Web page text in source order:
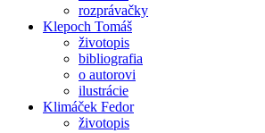
rozprávačky
Klepoch Tomáš
životopis
bibliografia
o autorovi
ilustrácie
Klimáček Fedor
životopis